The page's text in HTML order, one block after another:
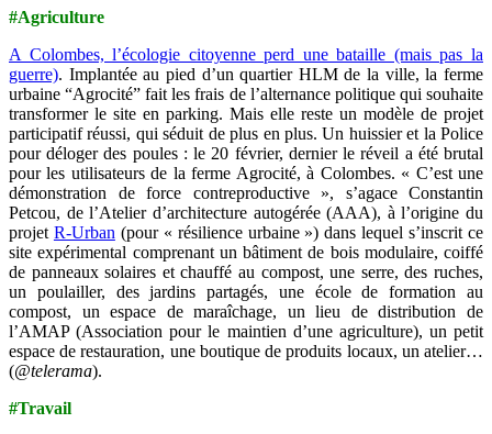
#Agriculture
A Colombes, l’écologie citoyenne perd une bataille (mais pas la
guerre). Implantée au pied d’un quartier HLM de la ville, la ferme
urbaine “Agrocité” fait les frais de l’alternance politique qui souhaite
transformer le site en parking. Mais elle reste un modèle de projet
participatif réussi, qui séduit de plus en plus. Un huissier et la Police
pour déloger des poules : le 20 février, dernier le réveil a été brutal
pour les utilisateurs de la ferme Agrocité, à Colombes. « C’est une
démonstration de force contreproductive », s’agace Constantin
Petcou, de l’Atelier d’architecture autogérée (AAA), à l’origine du
projet R-Urban (pour « résilience urbaine ») dans lequel s’inscrit ce
site expérimental comprenant un bâtiment de bois modulaire, coiffé
de panneaux solaires et chauffé au compost, une serre, des ruches,
un poulailler, des jardins partagés, une école de formation au
compost, un espace de maraîchage, un lieu de distribution de
l’AMAP (Association pour le maintien d’une agriculture), un petit
espace de restauration, une boutique de produits locaux, un atelier…
(@telerama).
#Travail